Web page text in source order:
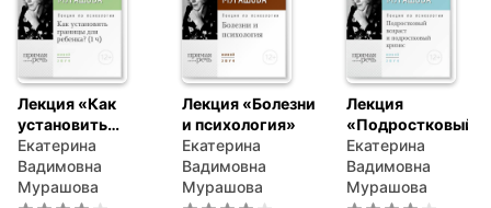
Лекция «Как
установить
границы для
ребенка?»
Екатерина
Вадимовна
Мурашова
Лекция «Болезни
и психология»
Екатерина
Вадимовна
Мурашова
Лекция
«Подростковый
возраст и
подростковый
кризис»
Екатерина
Вадимовна
Мурашова